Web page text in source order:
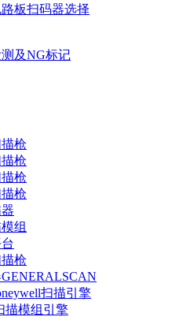
路板扫码器选择
及NG标记
枪
枪
枪
枪
组
枪
扫描引擎
描模组引擎